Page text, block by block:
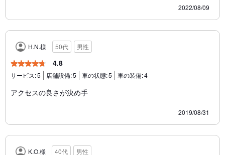
2022/08/09
H.N.様 50代 男性
4.8
サービス:5 店舗設備:5 車の状態:5 車の装備:4
アクセスの良さが決め手
2019/08/31
K.O.様 40代 男性